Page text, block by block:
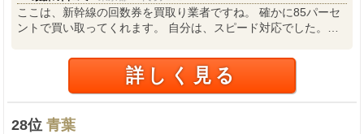
ここは、新幹線の回数券を買取り業者ですね。 確かに85パーセ
ントで買い取ってくれます。 自分は、スピード対応でした。…
詳しく見る
28位 青葉